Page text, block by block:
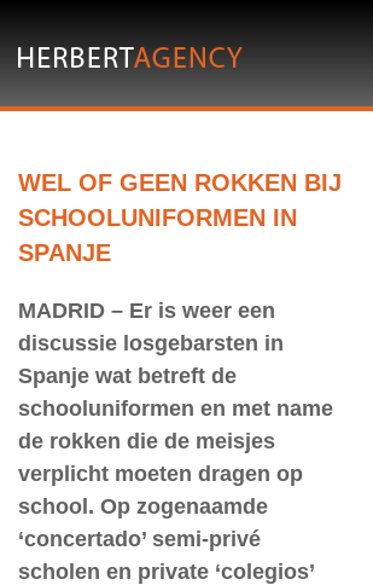
WEL OF GEEN ROKKEN BIJ
SCHOOLUNIFORMEN IN
SPANJE
MADRID – Er is weer een
discussie losgebarsten in
Spanje wat betreft de
schooluniformen en met name
de rokken die de meisjes
verplicht moeten dragen op
school. Op zogenaamde
‘concertado’ semi-privé
scholen en private ‘colegios’